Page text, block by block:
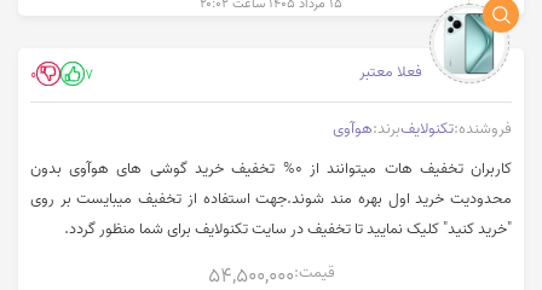
۱۵ مرداد ۱۴۰۵ ساعت ۲۰:۰۲
فعلا معتبر 7
0
فروشنده:تکنولایفبرند:هوآوی
کاربران تخفیف هات میتوانند از 0% تخفیف خرید گوشی های هوآوی بدون
محدودیت خرید اول بهره مند شوند.جهت استفاده از تخفیف میبایست بر روی
"خرید کنید" کلیک نمایید تا تخفیف در سایت تکنولایف برای شما منظور گردد.
قیمت:54,500,000